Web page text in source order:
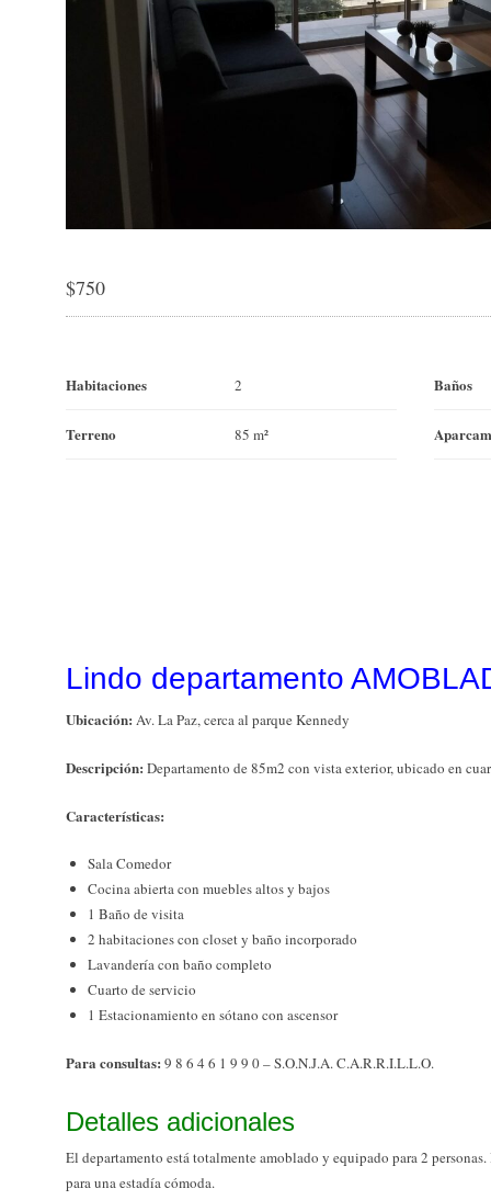
$750
Habitaciones 2 Baños
Terreno 85 m²
Lindo departamento
Ubicación: Av. La Paz, cerca al parque Kennedy
Descripción: Departamento de 85m2 con vista exterior, ubicado en
Características:
Sala Comedor
Cocina abierta con muebles altos y bajos
1 Baño de visita
2 habitaciones con closet y baño incorporado
Lavandería con baño completo
Cuarto de servicio
1 Estacionamiento en sótano con ascensor
Para consultas: 9 8 6 4 6 1 9 9 0 – S.O.N.J.A. C.A.R.R.I.L.L.O.
Detalles adicionales
El departamento está totalmente amoblado y equipado para 2
para una estadía cómoda.